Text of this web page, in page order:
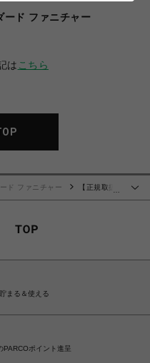
ード ファニチャー
は こちら
ド ファニチャー
【正規取扱
まる＆使える
ポイント進呈